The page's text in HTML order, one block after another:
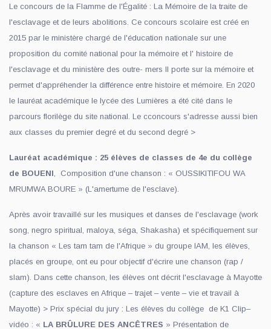
Le concours de la Flamme de l'Égalité : La Mémoire de la traite de
l'esclavage et de leurs abolitions. Ce concours scolaire est créé en
2015 par le ministère chargé de l'éducation nationale sur une
proposition du comité national pour la mémoire et l' histoire de
l'esclavage et du ministère des outre- mers Il porte sur la mémoire et
permet d'appréhender la différence entre histoire et mémoire. En 2020
le lauréat académique le lycée des Lumières a été cité dans le
parcours florilège du site national. Le cconcours s'adresse aussi bien
aux classes du premier degré et du second degré >
Lauréat académique : 25 élèves de classes de 4e du collège
de BOUENI , Composition d'une chanson : « OUSSIKITIFOU WA
MRUMWA BOURE » (L'amertume de l'esclave).
Après avoir travaillé sur les musiques et danses de l'esclavage (work
song, negro spiritual, maloya, séga, Shakasha) et spécifiquement sur
la chanson « Les tam tam de l'Afrique » du groupe IAM, les élèves,
placés en groupe, ont eu pour objectif d'écrire une chanson (rap /
slam). Dans cette chanson, les élèves ont décrit l'esclavage à Mayotte
(capture des esclaves en Afrique – trajet – vente – vie et travail à
Mayotte) > Prix spécial du jury : Les élèves du collège de K1 Clip–
vidéo : « LA BRÛLURE DES ANCÊTRES » Présentation de